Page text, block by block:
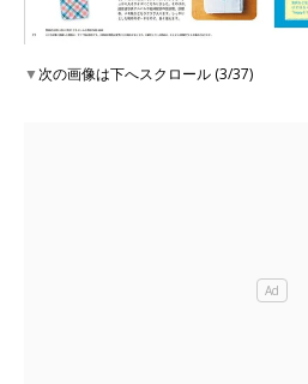
▼次の画像は下へスクロール (3/37)